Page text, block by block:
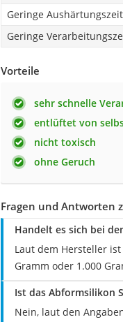
Geringe Aushärtungszeit
Geringe
Vorteile
sehr schnelle
entlüftet von
nicht toxisch
ohne Geruch
Fragen und Antworten
Handelt es sich bei
Laut dem Hersteller
Gramm oder 1.000
Ist das Abformsilikon
Nein, laut den